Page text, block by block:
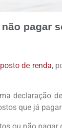
pagar
de renda,
declaração
que já